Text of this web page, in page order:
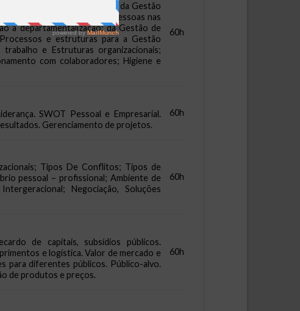
de desenvolvimento da Gestão
da gestão de pessoas nas
à departamentalização; da Gestão de
e estruturas para a Gestão
e Estruturas organizacionais;
com colaboradores; Higiene e
60h
SWOT Pessoal e Empresarial.
Gerenciamento de projetos.
60h
Tipos De Conflitos; Tipos de
pessoal – profissional; Ambiente de
Negociação, Soluções
60h
de capitais, subsídios públicos.
e logística. Valor de mercado e
para diferentes públicos. Público-alvo.
de produtos e preços.
60h